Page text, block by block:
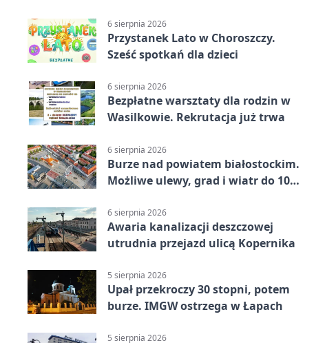
6 sierpnia 2026
Przystanek Lato w Choroszczy.
Sześć spotkań dla dzieci
6 sierpnia 2026
Bezpłatne warsztaty dla rodzin w
Wasilkowie. Rekrutacja już trwa
6 sierpnia 2026
Burze nad powiatem białostockim.
Możliwe ulewy, grad i wiatr do 100
6 sierpnia 2026
Awaria kanalizacji deszczowej
utrudnia przejazd ulicą Kopernika
5 sierpnia 2026
Upał przekroczy 30 stopni, potem
burze. IMGW ostrzega w Łapach
5 sierpnia 2026